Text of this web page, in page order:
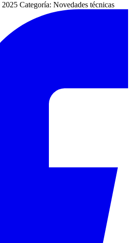
2025 Categoría: Novedades técnicas